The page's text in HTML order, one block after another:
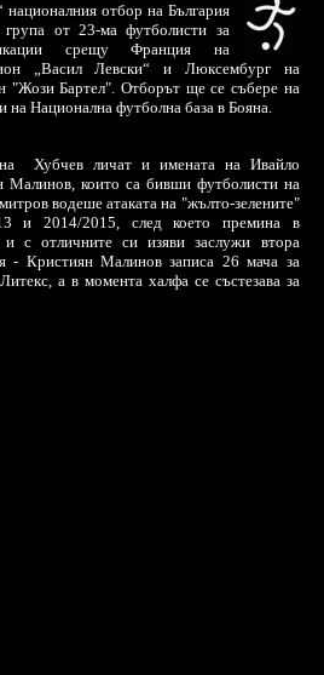
националния отбор на България
от 23-ма футболисти за
срещу Франция на
„Васил Левски“ и Люксембург на
"Жози Бартел". Отборът ще се събере на
на Национална футболна база в Бояна.
Хубчев личат и имената на Ивайло
Малинов, които са бивши футболисти на
водеше атаката на "жълто-зелените"
и 2014/2015, след което премина в
с отличните си изяви заслужи втора
- Кристиян Малинов записа 26 мача за
а в момента халфа се състезава за